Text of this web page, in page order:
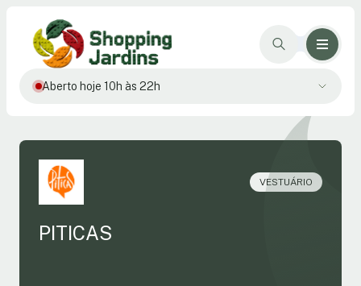
Aberto hoje 10h às 22h
VESTUÁRIO
PITICAS